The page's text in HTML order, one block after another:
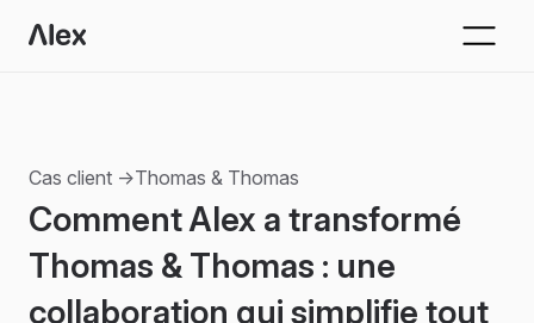
Cas client →Thomas & Thomas
Comment Alex a transformé
Thomas & Thomas : une
collaboration qui simplifie tout